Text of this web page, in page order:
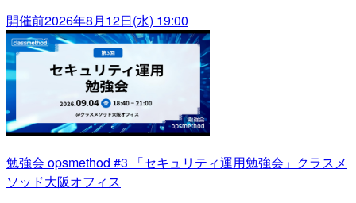
開催前2026年8月12日(水) 19:00
勉強会 opsmethod #3 「セキュリティ運用勉強会」クラスメ
ソッド大阪オフィス